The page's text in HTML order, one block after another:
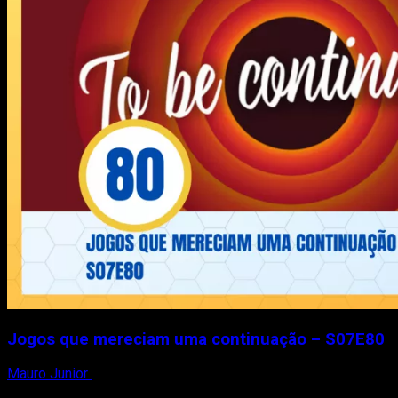
Jogos que mereciam uma continuação – S07E80
Mauro Junior